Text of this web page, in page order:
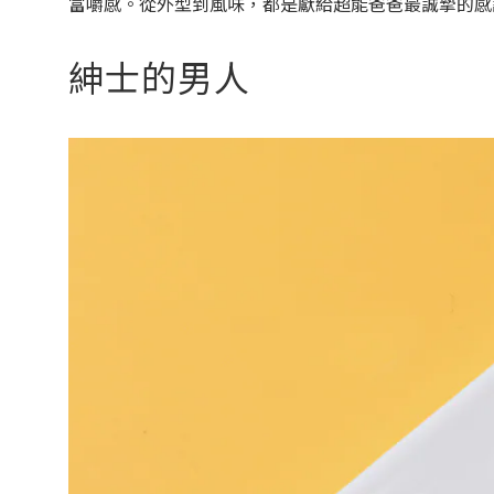
紳士的男人